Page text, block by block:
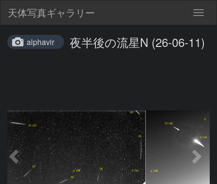
天体写真ギャラリー
alphavir 夜半後の流星N (26-06-11)